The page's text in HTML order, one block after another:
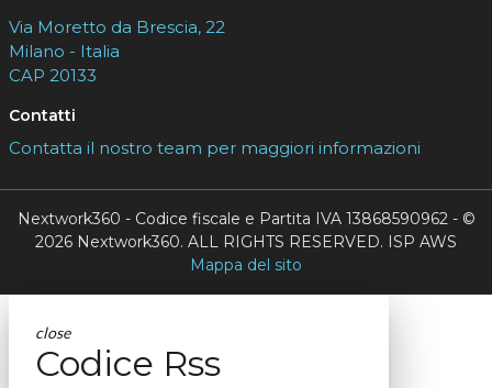
Via Moretto da Brescia, 22
Milano - Italia
CAP 20133
Contatti
Contatta il nostro team per maggiori informazioni
Nextwork360 - Codice fiscale e Partita IVA 13868590962 - ©
2026 Nextwork360. ALL RIGHTS RESERVED. ISP AWS
Mappa del sito
close
Codice Rss